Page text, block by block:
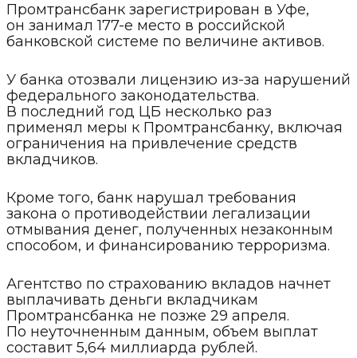
Промтрансбанк зарегистрирован в Уфе,
он занимал 177-е место в российской
банковской системе по величине активов.
У банка отозвали лицензию из-за нарушений
федерального законодательства.
В последний год ЦБ несколько раз
применял меры к Промтрансбанку, включая
ограничения на привлечение средств
вкладчиков.
Кроме того, банк нарушал требования
закона о противодействии легализации
отмывания денег, полученных незаконным
способом, и финансированию терроризма.
Агентство по страхованию вкладов начнет
выплачивать деньги вкладчикам
Промтрансбанка не позже 29 апреля.
По неуточненным данным, объем выплат
составит 5,64 миллиарда рублей.